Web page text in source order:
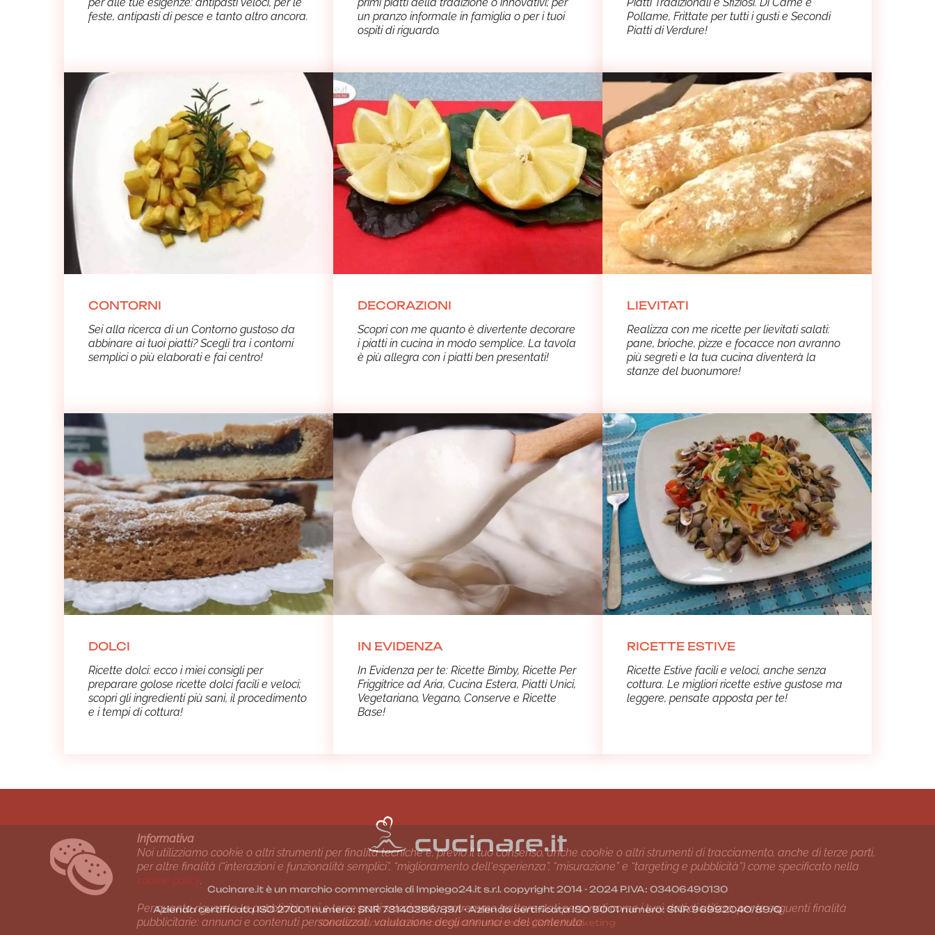
feste, antipasti di pesce e tanto altro ancora.
un pranzo informale in famiglia o per i tuoi
ospiti di riguardo.
Pollame, Frittate per tutti i gusti e Secondi
Piatti di Verdure!
CONTORNI
Sei alla ricerca di un Contorno gustoso da
abbinare ai tuoi piatti? Scegli tra i contorni
semplici o più elaborati e fai centro!
DECORAZIONI
Scopri con me quanto è divertente decorare
i piatti in cucina in modo semplice. La tavola
è più allegra con i piatti ben presentati!
LIEVITATI
Realizza con me ricette per lievitati salati:
pane, brioche, pizze e focacce non avranno
più segreti e la tua cucina diventerà la
stanze del buonumore!
DOLCI
Ricette dolci: ecco i miei consigli per
preparare golose ricette dolci facili e veloci;
scopri gli ingredienti più sani, il procedimento
e i tempi di cottura!
IN EVIDENZA
In Evidenza per te: Ricette Bimby, Ricette Per
Friggitrice ad Aria, Cucina Estera, Piatti Unici,
Vegetariano, Vegano, Conserve e Ricette
Base!
RICETTE ESTIVE
Ricette Estive facili e veloci, anche senza
cottura. Le migliori ricette estive gustose ma
leggere, pensate apposta per te!
Cucinare.it è un marchio commerciale di Impiego24.it s.r.l. copyright 2014 - 2024 P.IVA: 03406490130
Azienda certiﬁcata ISO 27001 numero: SNR 73140386/89/I - Azienda certiﬁcata ISO 9001 numero: SNR 96992040/89/Q
Gestione consensi e categorie merceologiche marketing
Informativa
Noi utilizziamo cookie o altri strumenti per finalità tecniche e, previo il tuo consenso, anche cookie o altri strumenti di tracciamento, anche di terze parti,
per altre finalità (“interazioni e funzionalità semplici”, “miglioramento dell'esperienza”, “misurazione” e “targeting e pubblicità”) come specificato nella
cookie policy.
Per quanto riguarda la pubblicità, noi e terze parti selezionate, potremmo trattare dati personali come i tuoi dati di utilizzo, per le seguenti finalità
pubblicitarie: annunci e contenuti personalizzati, valutazione degli annunci e del contenuto.